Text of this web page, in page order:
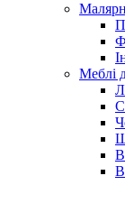
Меблі